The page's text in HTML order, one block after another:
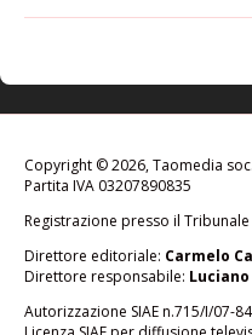
Copyright © 2026, Taomedia
Partita IVA 03207890835
Registrazione presso il
Direttore editoriale: Carmelo
Direttore responsabile:
Autorizzazione SIAE n.715/I/07-